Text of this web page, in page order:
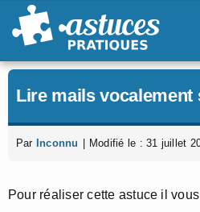
Passer
au
Lire mails vocalement
Par Inconnu Modifié le : 31 juillet
Pour réaliser cette astuce il